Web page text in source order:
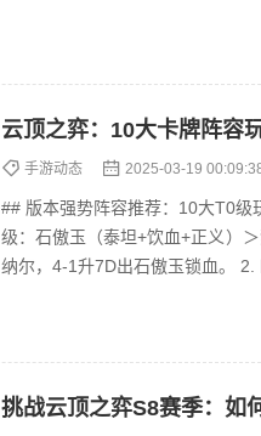
云顶之弈：10大卡牌阵容
手游动态 2025-03-19
## 版本强势阵容推荐：10大T0级玩法解析 1. 玉龙秘术 核心卡牌：石傲玉、纳
级：石傲玉（泰坦+饮血+正义）＞索拉卡（圣杯+青龙刀
挑战云顶之弈S8赛季：如